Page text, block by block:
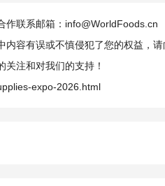
作联系邮箱：info@WorldFoods.cn
容有误或不慎侵犯了您的权益，
注和对我们的支持！
expo-2026.html